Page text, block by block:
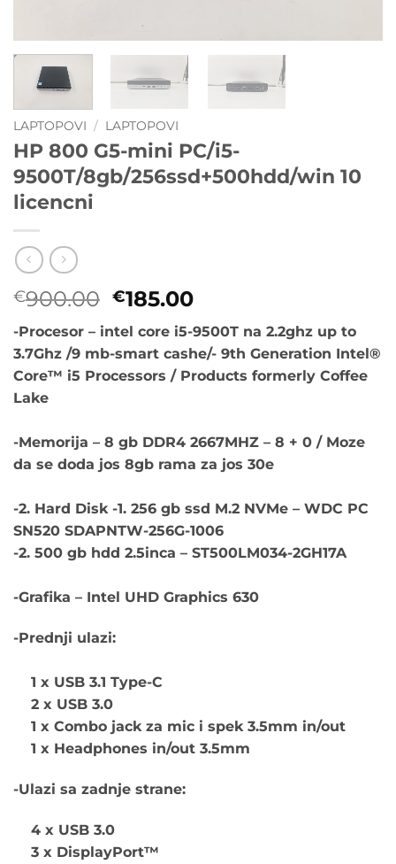
LAPTOPOVI / LAPTOPOVI
HP 800 G5-mini PC/i5-
9500T/8gb/256ssd+500hdd/win 10
licencni
€900.00 Originalna
cena
je
bila:
€900.00.
€185.00Trenutna
cena
je:
€185.00.
-Procesor – intel core i5-9500T na 2.2ghz up to
3.7Ghz /9 mb-smart cashe/- 9th Generation Intel®
Core™ i5 Processors / Products formerly Coffee
Lake
-Memorija – 8 gb DDR4 2667MHZ – 8 + 0 / Moze
da se doda jos 8gb rama za jos 30e
-2. Hard Disk -1. 256 gb ssd M.2 NVMe – WDC PC
SN520 SDAPNTW-256G-1006
-2. 500 gb hdd 2.5inca – ST500LM034-2GH17A
-Grafika – Intel UHD Graphics 630
-Prednji ulazi:
1 x USB 3.1 Type-C
2 x USB 3.0
1 x Combo jack za mic i spek 3.5mm in/out
1 x Headphones in/out 3.5mm
-Ulazi sa zadnje strane:
4 x USB 3.0
3 x DisplayPort™